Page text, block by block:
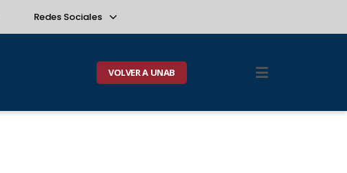
Redes Sociales
VOLVER A UNAB